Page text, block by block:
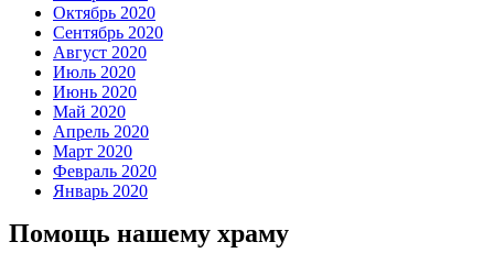
Октябрь 2020
Сентябрь 2020
Август 2020
Июль 2020
Июнь 2020
Май 2020
Апрель 2020
Март 2020
Февраль 2020
Январь 2020
Помощь нашему храму